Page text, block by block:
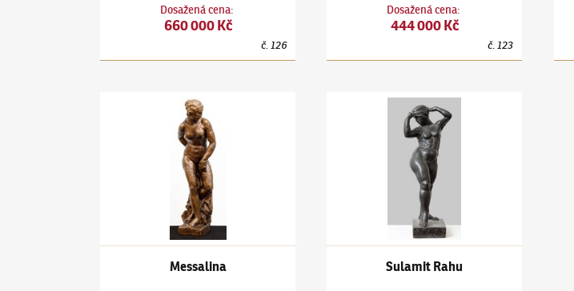
Dosažená cena:
660 000 Kč
č. 126
Dosažená cena:
444 000 Kč
č. 123
(1880–1925)
Messalina
(1880–1925)Sulamit Rahu
Sulamit Rahu